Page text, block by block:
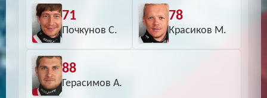
71
Почкунов С.
78
Красиков М.
88
Герасимов А.